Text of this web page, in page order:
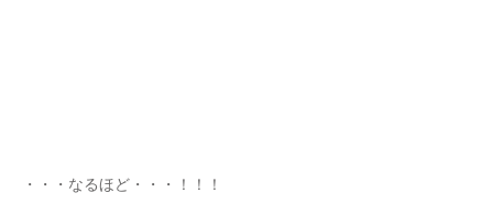
・・・なるほど・・・！！！